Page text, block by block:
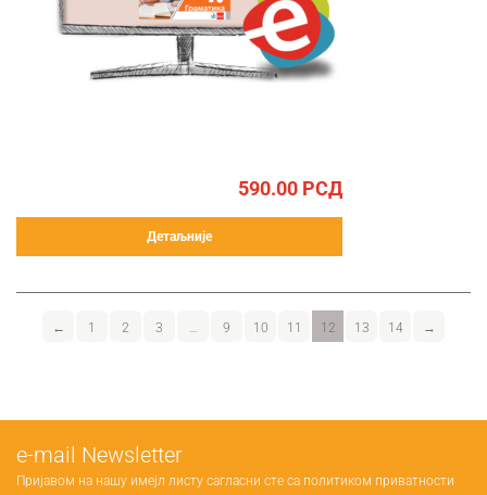
590.00 РСД
Детаљније
← 1 2 3 9 10 11 12 13 14 →
е-mail Newsletter
Пријавом на нашу имејл листу сагласни сте са политиком приватности